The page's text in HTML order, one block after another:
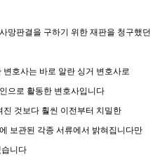
망판결을 구하기 위한 재판을 청구했던
호사는 바로 알란 싱거 변호사로
으로 활동한 변호사입니다
것보다 훨씬 이전부터 치밀한
보관된 각종 서류에서 밝혀집니다만
니다